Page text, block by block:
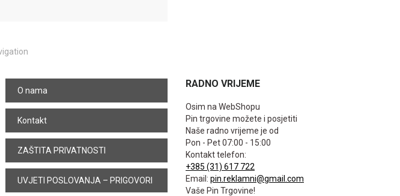
O nama
Kontakt
ZAŠTITA PRIVATNOSTI
UVJETI POSLOVANJA – PRIGOVORI
RADNO VRIJEME
Osim na WebShopu
Pin trgovine možete i posjetiti
Naše radno vrijeme je od
Pon - Pet 07:00 - 15:00
Kontakt telefon:
+385 (31) 617 722
Email: pin.reklamni@gmail.com
Vaše Pin Trgovine!